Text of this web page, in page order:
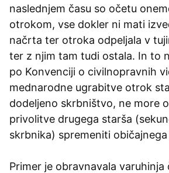
naslednjem času so očetu
otrokom, vse dokler ni mati
načrta ter otroka odpeljala v
ter z njim tam tudi ostala. In to
po Konvenciji o civilnopravnih
mednarodne ugrabitve otrok
dodeljeno skrbništvo, ne more
privolitve drugega starša
skrbnika) spremeniti
Primer je obravnavala varuhinja